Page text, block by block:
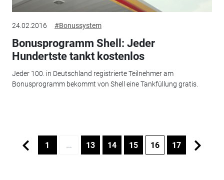
24.02.2016 #Bonussystem
Bonusprogramm Shell: Jeder
Hundertste tankt kostenlos
Jeder 100. in Deutschland registrierte Teilnehmer am
Bonusprogramm bekommt von Shell eine Tankfüllung gratis.
1 … 13 14 15 16 17